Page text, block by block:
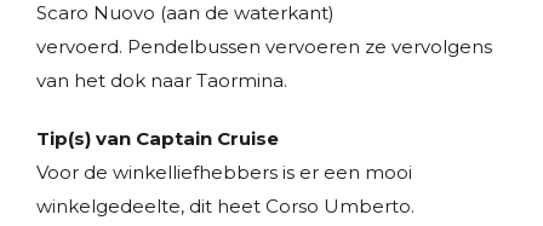
Scaro Nuovo (aan de waterkant)
vervoerd. Pendelbussen vervoeren ze vervolgens
van het dok naar Taormina.
Tip(s) van Captain Cruise
Voor de winkelliefhebbers is er een mooi
winkelgedeelte, dit heet Corso Umberto.